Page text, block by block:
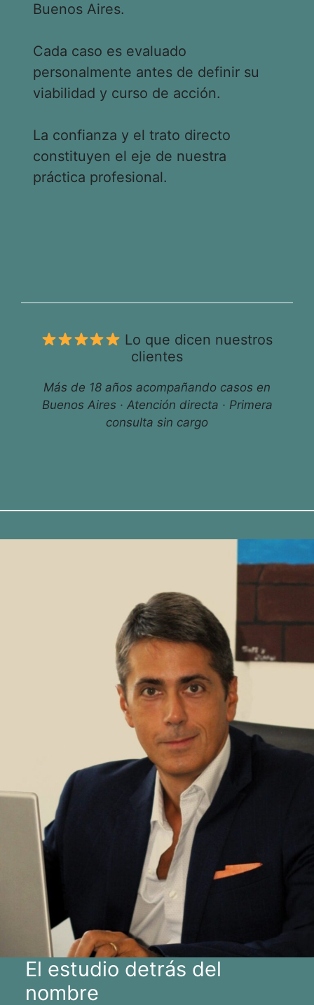
Buenos Aires.
Cada caso es evaluado
personalmente antes de definir su
viabilidad y curso de acción.
La confianza y el trato directo
constituyen el eje de nuestra
práctica profesional.
Lo que dicen nuestros
clientes
Más de 18 años acompañando casos en
Buenos Aires · Atención directa · Primera
consulta sin cargo
El estudio detrás del
nombre